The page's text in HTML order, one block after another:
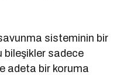
sisteminin bir
bileşikler sadece
adeta bir koruma